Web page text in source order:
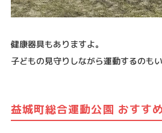
健康器具もありますよ。
子どもの見守りしながら運動するのも
益城町総合運動公園 おすす